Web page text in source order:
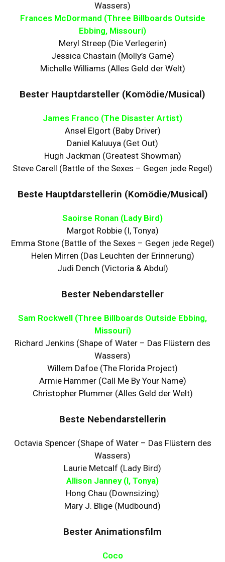
Wassers)
Frances McDormand (Three Billboards Outside
Ebbing, Missouri)
Meryl Streep (Die Verlegerin)
Jessica Chastain (Molly’s Game)
Michelle Williams (Alles Geld der Welt)
Bester Hauptdarsteller (Komödie/Musical)
James Franco (The Disaster Artist)
Ansel Elgort (Baby Driver)
Daniel Kaluuya (Get Out)
Hugh Jackman (Greatest Showman)
Steve Carell (Battle of the Sexes – Gegen jede Regel)
Beste Hauptdarstellerin (Komödie/Musical)
Saoirse Ronan (Lady Bird)
Margot Robbie (I, Tonya)
Emma Stone (Battle of the Sexes – Gegen jede Regel)
Helen Mirren (Das Leuchten der Erinnerung)
Judi Dench (Victoria & Abdul)
Bester Nebendarsteller
Sam Rockwell (Three Billboards Outside Ebbing,
Missouri)
Richard Jenkins (Shape of Water – Das Flüstern des
Wassers)
Willem Dafoe (The Florida Project)
Armie Hammer (Call Me By Your Name)
Christopher Plummer (Alles Geld der Welt)
Beste Nebendarstellerin
Octavia Spencer (Shape of Water – Das Flüstern des
Wassers)
Laurie Metcalf (Lady Bird)
Allison Janney (I, Tonya)
Hong Chau (Downsizing)
Mary J. Blige (Mudbound)
Bester Animationsfilm
Coco